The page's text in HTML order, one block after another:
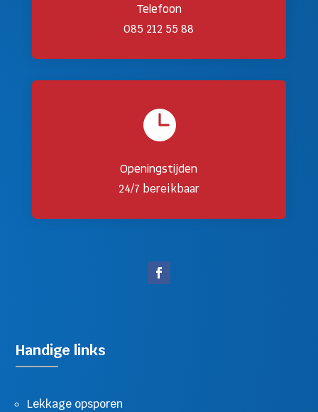
Telefoon
085 212 55 88

Openingstijden
24/7 bereikbaar
Handige links
Lekkage opsporen